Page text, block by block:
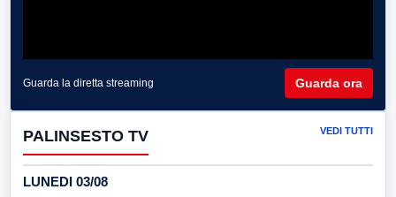
Guarda la diretta streaming Guarda ora
PALINSESTO TV VEDI TUTTI
LUNEDI 03/08